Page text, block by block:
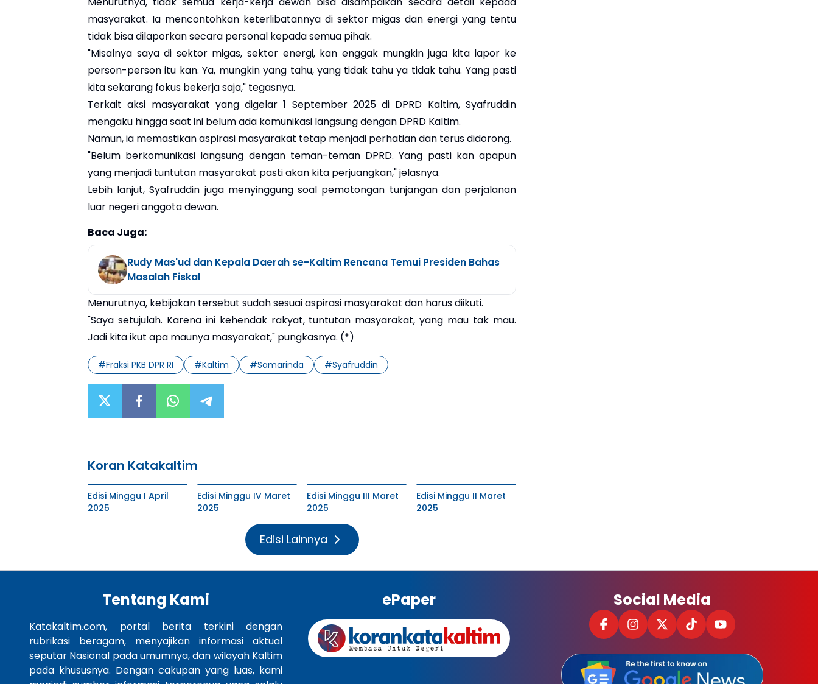
masyarakat. Ia mencontohkan keterlibatannya di sektor migas dan energi yang tentu
tidak bisa dilaporkan secara personal kepada semua pihak.
"Misalnya saya di sektor migas, sektor energi, kan enggak mungkin juga kita lapor ke
person-person itu kan. Ya, mungkin yang tahu, yang tidak tahu ya tidak tahu. Yang pasti
kita sekarang fokus bekerja saja," tegasnya.
Terkait aksi masyarakat yang digelar 1 September 2025 di DPRD Kaltim, Syafruddin
mengaku hingga saat ini belum ada komunikasi langsung dengan DPRD Kaltim.
Namun, ia memastikan aspirasi masyarakat tetap menjadi perhatian dan terus didorong.
"Belum berkomunikasi langsung dengan teman-teman DPRD. Yang pasti kan apapun
yang menjadi tuntutan masyarakat pasti akan kita perjuangkan," jelasnya.
Lebih lanjut, Syafruddin juga menyinggung soal pemotongan tunjangan dan perjalanan
luar negeri anggota dewan.
Baca Juga:
Rudy Mas'ud dan Kepala Daerah se-Kaltim Rencana Temui Presiden Bahas
Masalah Fiskal
Menurutnya, kebijakan tersebut sudah sesuai aspirasi masyarakat dan harus diikuti.
"Saya setujulah. Karena ini kehendak rakyat, tuntutan masyarakat, yang mau tak mau.
Jadi kita ikut apa maunya masyarakat," pungkasnya. (*)
#Fraksi PKB DPR RI #Kaltim #Samarinda #Syafruddin
Koran Katakaltim
Edisi Minggu I April
2025
Edisi Minggu IV Maret
2025
Edisi Minggu III Maret
2025
Edisi Minggu II Maret
2025
Edisi Lainnya
Tentang Kami
Katakaltim.com, portal berita terkini dengan
rubrikasi beragam, menyajikan informasi aktual
seputar Nasional pada umumnya, dan wilayah Kaltim
pada khususnya. Dengan cakupan yang luas, kami
ePaper Social Media